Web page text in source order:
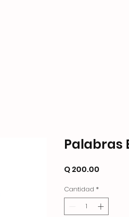
Palabras
Q 200.00
Cantidad *